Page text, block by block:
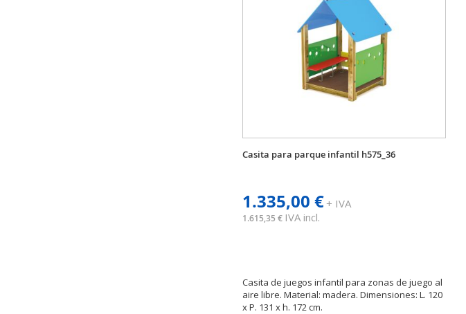
Casita para parque infantil h575_36
1.335,00 €+ IVA
1.615,35 € IVA incl.
Casita de juegos infantil para zonas de juego al
aire libre. Material: madera. Dimensiones: L. 120
x P. 131 x h. 172 cm.